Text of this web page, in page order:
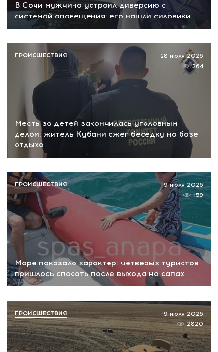
В Сочи мужчина устроил диверсию с
системой оповещения: его нашли силовики
Месть за детей закончилась уголовным
делом: житель Кубани сжег беседку на базе
отдыха
28 июля 2026
264
ПРОИСШЕСТВИЯ
Море показало характер: четверых туристов
пришлось спасать после выхода на сапах
19 июля 2026
159
ПРОИСШЕСТВИЯ
19 июля 2026
2820
ПРОИСШЕСТВИЯ